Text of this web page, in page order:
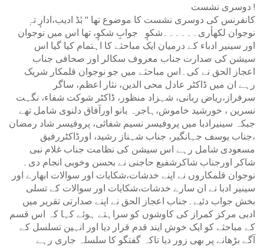
دوسری نشست !
کانفرنس کی دوسری نشست کا موضوع تھا " بٔڈ ادیب،ادارٕ تہٕ
نوجوان لکھأری۔۔۔۔۔۔شکوٕ جوابِ شکوٕ، تھا اس میں نوجوان
اور سینیر ادباء کے درمیان ایک مباحثے کا اہتمام کیا گیا اس
سیشن کی صدارت جناب معروف سکالر اور صحافی جناب
اعجاز الحق نے کی۔اس مباحثے میں جو نوجوان قلمکار شریک
رہے ان میں ڈاکٹر عادل محی الدین، نثار اعظم، ساگر
سرفراز،ریاض ربانی، شہزاد منظور، ڈاکٹر شوکت شفاء، نگہت
نسرین ، خورشید خاموش،ہاجرہ بانو اورآفاق دلنوی شامل تھے
جبکہ سینیرادبا میں پروفیسر نسیم شفائی، پروفیسر شاد رمضان
،جناب یوسف جہانگیر، جناب شہناز رشید، اورڈاکٹررفیق
مسعودی شامل رہے اس سیشن کی نظامت جناب غلام نبی
شاکر اورجناب شاکرشفیع حاجنی نے بحسن وخوبی انجام دی۔
نوجوان قلمکاروں نے اپنے خدشات،شکایات اور سوالات ابھارے اور
سینیر ادبا نے ان سارے خدشات،شکایات اور سوالات کے تسلی
بخش جواب دئیے۔جناب اعجاز الحق نے اپنے صدارتی تقریر میں
ادبی مرکز کمراز کی کاوشوں کو سراہتے ہوئے کہا کہ اس قسم
کے مباحثے کو ایک خوش ایند قدم قرار دیا اور انہین تسلسل کے
آگے بڑھانے پر بھی زور دیا تاکہ گفتگو کا سلسلہ جاری رہے